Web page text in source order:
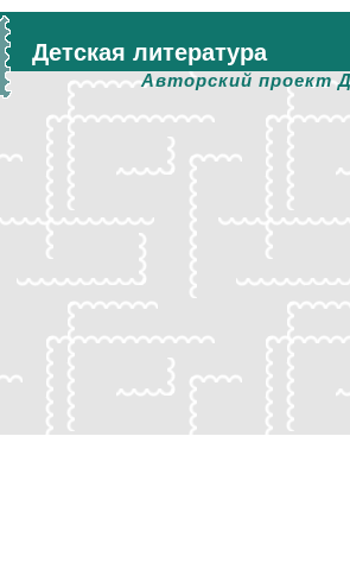
Детская литература
Авторский проект